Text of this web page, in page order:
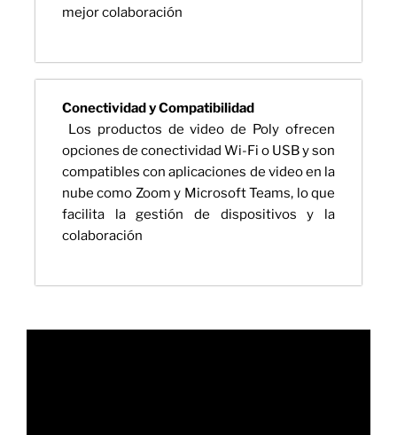
mejor colaboración
Conectividad y Compatibilidad
Los productos de video de Poly ofrecen
opciones de conectividad Wi-Fi o USB y son
compatibles con aplicaciones de video en la
nube como Zoom y Microsoft Teams, lo que
facilita la gestión de dispositivos y la
colaboración